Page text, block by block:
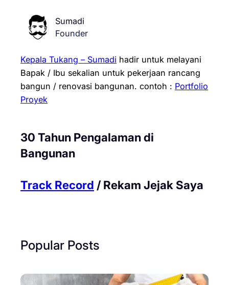
Sumadi
Founder
Kepala Tukang – Sumadi hadir untuk melayani
Bapak / Ibu sekalian untuk pekerjaan rancang
bangun / renovasi bangunan. contoh : Portfolio
Proyek
30 Tahun Pengalaman di
Bangunan
Track Record / Rekam Jejak Saya
Popular Posts